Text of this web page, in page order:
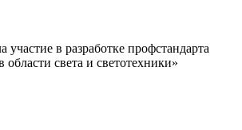
участие в разработке профстандарта
области света и светотехники»